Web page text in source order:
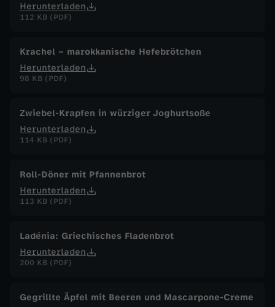
Herunterladen
112 KB (PDF)
Krachel – marokkanische Hefebrötchen
Herunterladen
98 KB (PDF)
Zwiebel-Krapfen in würziger Joghurtsoße
Herunterladen
114 KB (PDF)
Roll-Döner mit Pfannenbrot
Herunterladen
113 KB (PDF)
Ladénia: Griechisches Fladenbrot
Herunterladen
200 KB (PDF)
Gegrillte Äpfel mit Beeren und Mascarpone-Creme